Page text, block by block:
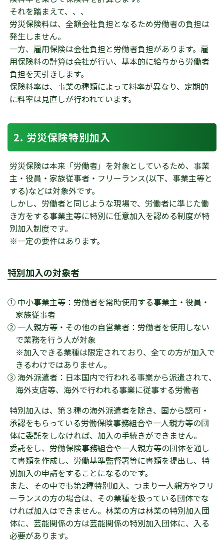
それを踏まえて、、、
労災保険料は、全額会社負担となるため労働者の負担は
発生しません。
一方、雇用保険は会社負担と労働者負担があります。雇
用保険料の計算は会社が行い、基本的に給与から労働者
負担を天引きします。
保険料率は、事業の種類によって料率が異なり、定期的
に料率は見直しが行われています。
労災保険特別加入
労災保険は本来「労働者」を対象としているため、事業
主・役員・家族従事者・フリーランス(以下、事業主等と
する)などは対象外です。
しかし、労働者と同じような現場で、労働者に準じた働
き方をする事業主等に特別に任意加入を認める制度が特
別加入制度です。
※一定の要件はあります。
特別加入の対象者
① 中小事業主等：労働者を常時使用する事業主・役員・
家族従事者
② 一人親方等・その他の自営業者：労働者を使用しない
で業務を行う人が対象
※加入できる業種は限定されており、全ての方が加入で
きるわけではありません。
③ 海外派遣者：日本国内で行われる事業から派遣されて、
海外支店等、海外で行われる事業に従事する労働者
特別加入は、第３種の海外派遣者を除き、国から認可・
承認をもらっている労働保険事務組合や一人親方等の団
体に委託をしなければ、加入の手続きができません。
委託をし、労働保険事務組合や一人親方等の団体を通し
て書類を作成し、労働基準監督署等に書類を提出し、特
別加入の申請をすることになるのです。
また、その中でも第2種特別加入、つまり一人親方やフリ
ーランスの方の場合は、その業種を扱っている団体でな
ければ加入はできません。林業の方は林業の特別加入団
体に、芸能関係の方は芸能関係の特別加入団体に、入る
必要があります。